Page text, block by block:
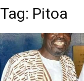
Tag: Pitoa